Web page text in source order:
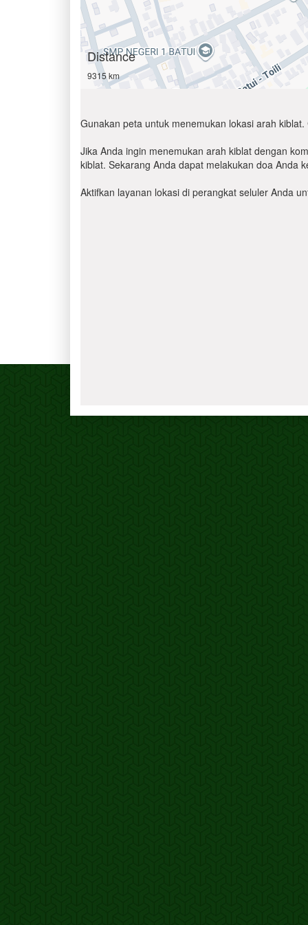
Distance
9315 km
Gunakan peta untuk menemukan lokasi arah
Jika Anda ingin menemukan arah kiblat dengan
kiblat. Sekarang Anda dapat melakukan doa Anda
Aktifkan layanan lokasi di perangkat seluler Anda